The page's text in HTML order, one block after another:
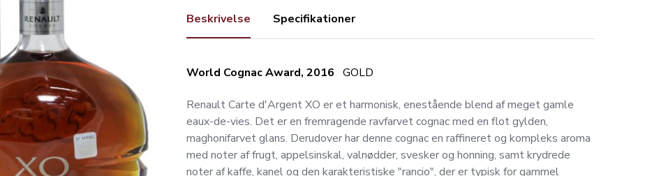
Beskrivelse Specifikationer
World Cognac Award, 2016 GOLD
Renault Carte d'Argent XO er et harmonisk, enestående blend af meget gamle
eaux-de-vies. Det er en fremragende ravfarvet cognac med en flot gylden,
maghonifarvet glans. Derudover har denne cognac en raffineret og kompleks aroma
med noter af frugt, appelsinskal, valnødder, svesker og honning, samt krydrede
noter af kaffe, kanel og den karakteristiske "rancio", der er typisk for gammel